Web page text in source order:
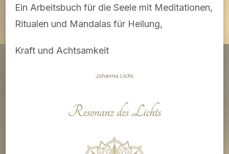
Ein Arbeitsbuch für die Seele mit Meditationen,
Ritualen und Mandalas für Heilung,
Kraft und Achtsamkeit